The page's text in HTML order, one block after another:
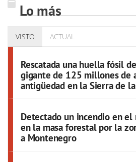
Lo más
VISTO ACTUAL
Rescatada una huella fósil
gigante de 125 millones de
antigüedad en la Sierra de
Detectado un incendio en el
en la masa forestal por la
a Montenegro